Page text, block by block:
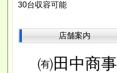
30台収容可能
店舗案内
㈲田中商事